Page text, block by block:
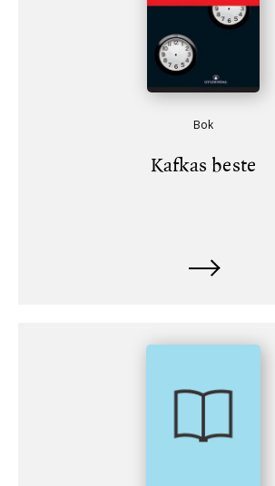
Bok
Kafkas beste